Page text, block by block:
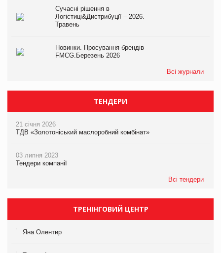
Сучасні рішення в
Логістиці&Дистрибуції – 2026.
Травень
Новинки. Просування брендів
FMCG.Березень 2026
Всі журнали
ТЕНДЕРИ
21 січня 2026
ТДВ «Золотоніський маслоробний комбінат»
03 липня 2023
Тендери компанії
Всі тендери
ТРЕНІНГОВИЙ ЦЕНТР
Яна Олентир